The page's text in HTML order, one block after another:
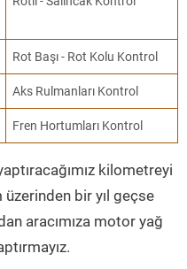
Rot Başı - Rot Kolu Kontrol
Aks Rulmanları Kontrol
Fren Hortumları Kontrol
kilometreyi
bir yıl geçse
aracımıza motor yağ